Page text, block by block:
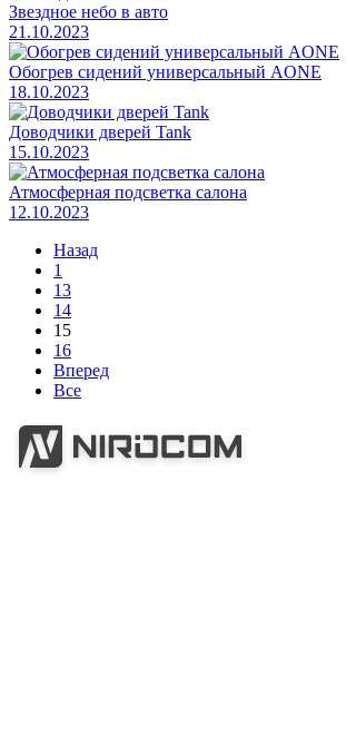
Звездное небо в авто
21.10.2023
Обогрев сидений универсальный AONE
18.10.2023
Доводчики дверей Tank
15.10.2023
Атмосферная подсветка салона
12.10.2023
Назад
1
13
14
15
16
Вперед
Все